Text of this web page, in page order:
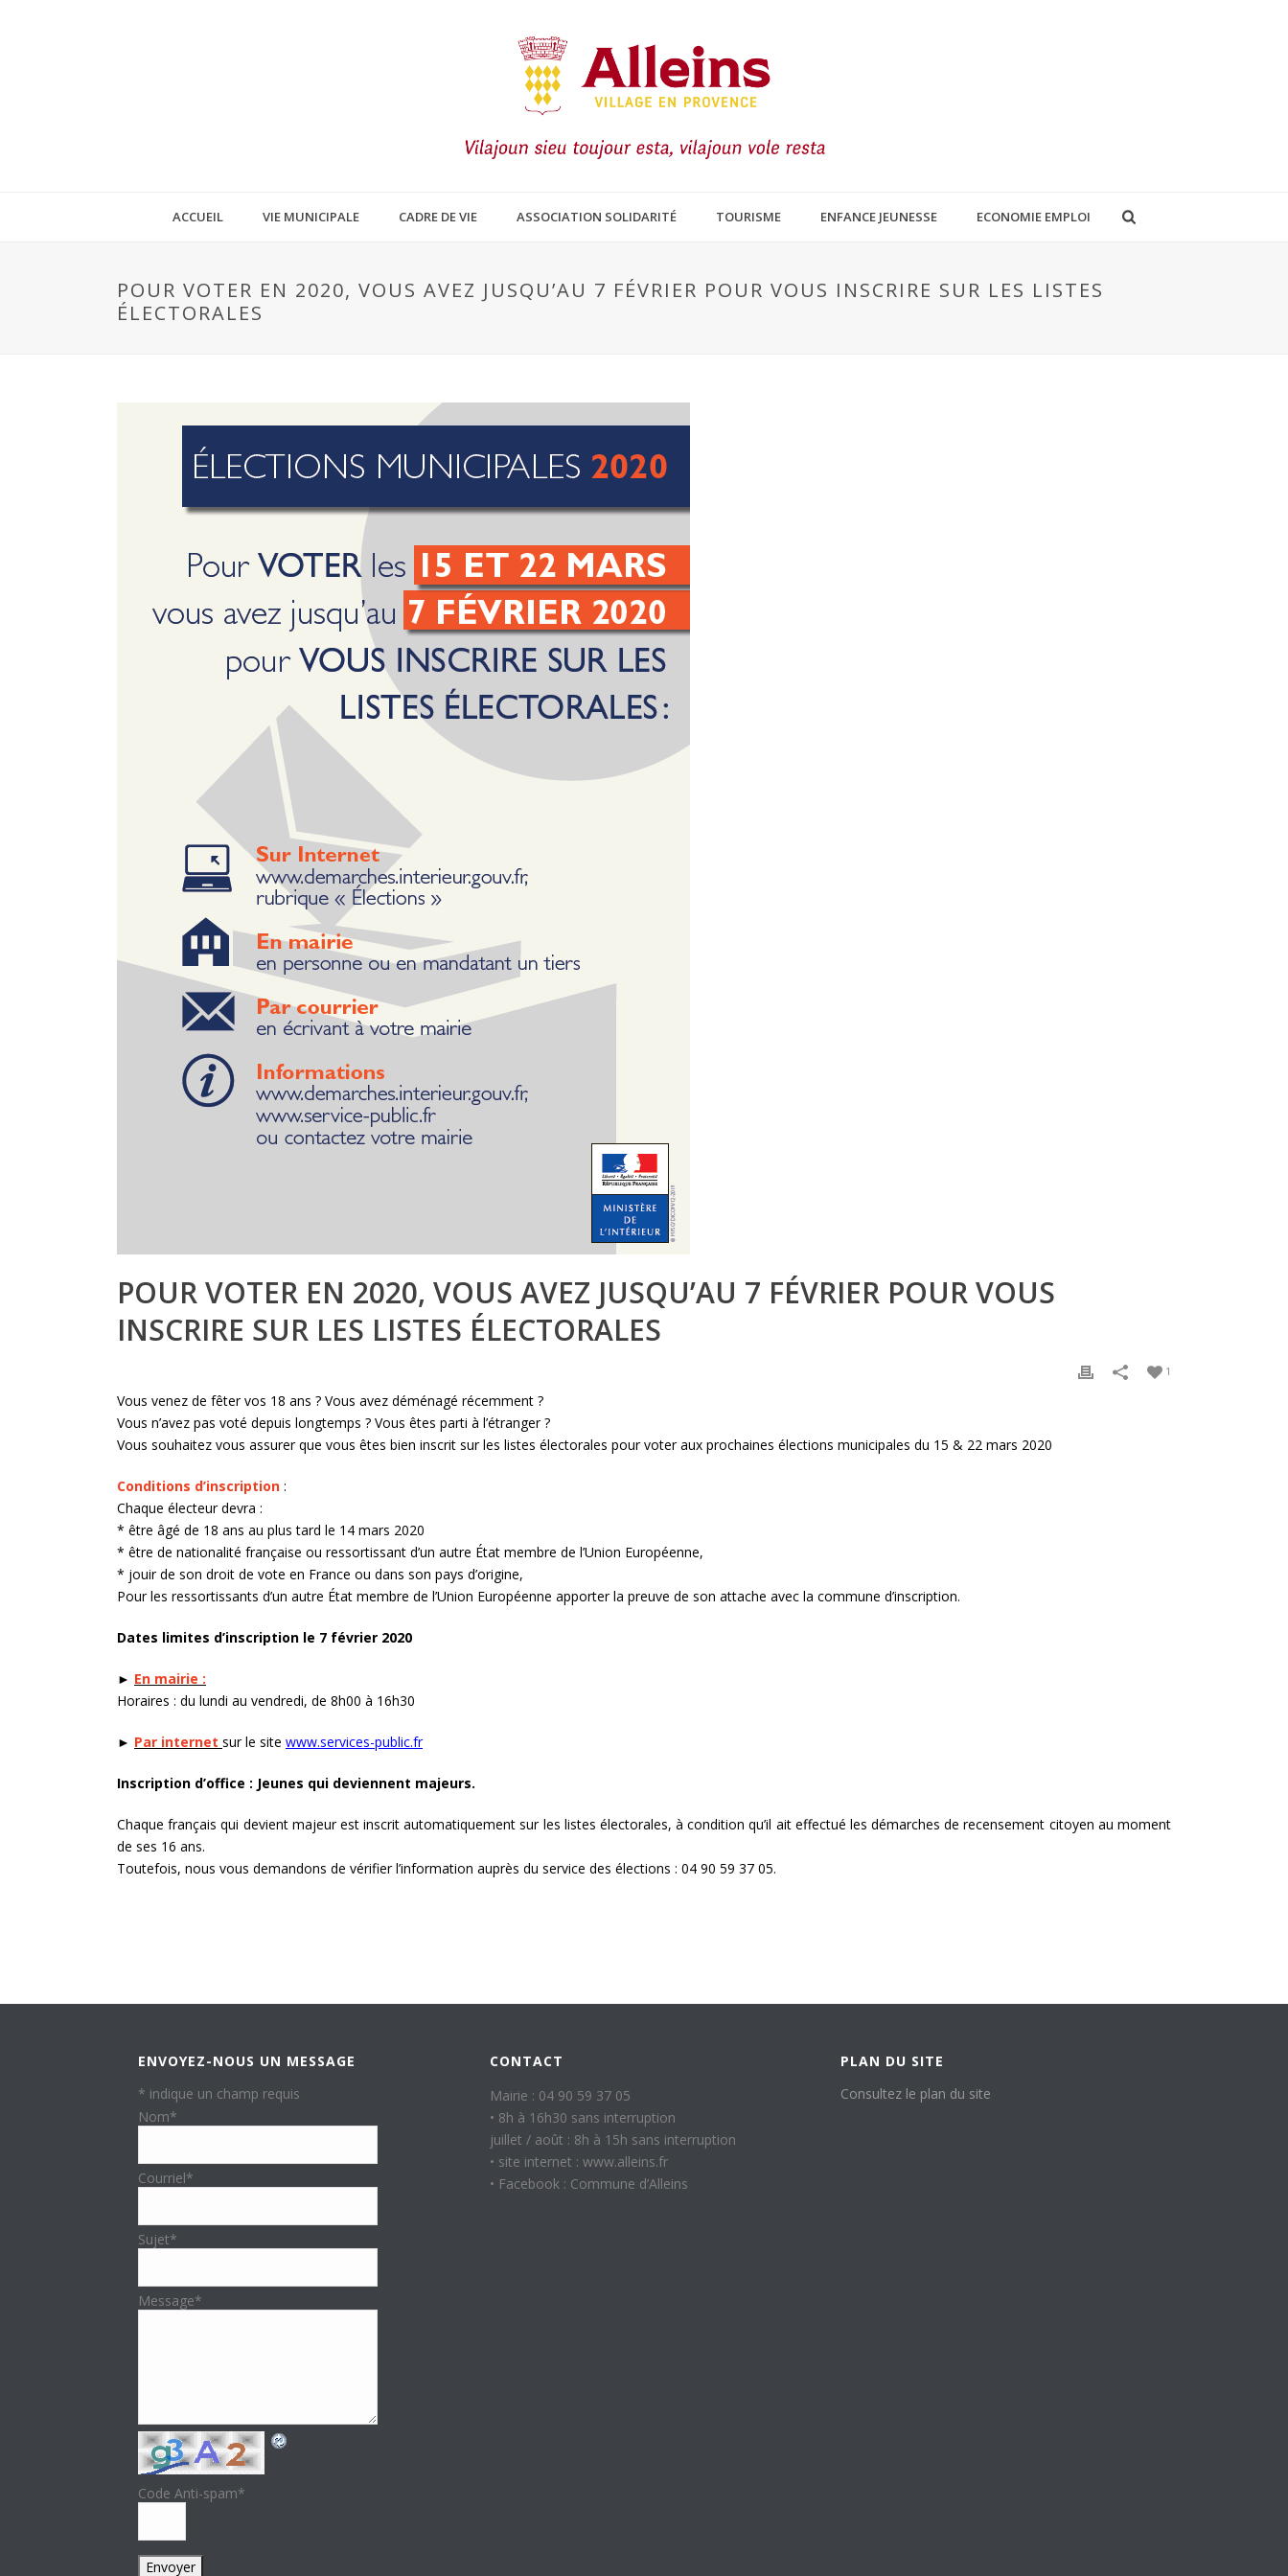
ACCUEIL VIE MUNICIPALE CADRE DE VIE ASSOCIATION SOLIDARITÉ TOURISME ENFANCE JEUNESSE ECONOMIE EMPLOI
POUR VOTER EN 2020, VOUS AVEZ JUSQU’AU 7 FÉVRIER POUR VOUS INSCRIRE SUR LES LISTES
ÉLECTORALES
POUR VOTER EN 2020, VOUS AVEZ JUSQU’AU 7 FÉVRIER POUR VOUS
INSCRIRE SUR LES LISTES ÉLECTORALES
1
Vous venez de fêter vos 18 ans ? Vous avez déménagé récemment ?
Vous n’avez pas voté depuis longtemps ? Vous êtes parti à l’étranger ?
Vous souhaitez vous assurer que vous êtes bien inscrit sur les listes électorales pour voter aux prochaines élections municipales du 15 & 22 mars 2020
Conditions d’inscription :
Chaque électeur devra :
* être âgé de 18 ans au plus tard le 14 mars 2020
* être de nationalité française ou ressortissant d’un autre État membre de l’Union Européenne,
* jouir de son droit de vote en France ou dans son pays d’origine,
Pour les ressortissants d’un autre État membre de l’Union Européenne apporter la preuve de son attache avec la commune d’inscription.
Dates limites d’inscription le 7 février 2020
► En mairie :
Horaires : du lundi au vendredi, de 8h00 à 16h30
► Par internet sur le site www.services-public.fr
Inscription d’office : Jeunes qui deviennent majeurs.
Chaque français qui devient majeur est inscrit automatiquement sur les listes électorales, à condition qu’il ait effectué les démarches de recensement citoyen au moment
de ses 16 ans.
Toutefois, nous vous demandons de vérifier l’information auprès du service des élections : 04 90 59 37 05.
ENVOYEZ-NOUS UN MESSAGE
* indique un champ requis
Nom*
Courriel*
Sujet*
Message*
Code Anti-spam*
CONTACT
Mairie : 04 90 59 37 05
• 8h à 16h30 sans interruption
juillet / août : 8h à 15h sans interruption
• site internet : www.alleins.fr
• Facebook : Commune d’Alleins
PLAN DU SITE
Consultez le plan du site